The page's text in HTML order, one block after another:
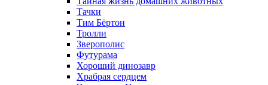
Тачки
Тим Бёртон
Тролли
Зверополис
Футурама
Хороший динозавр
Храбрая сердцем